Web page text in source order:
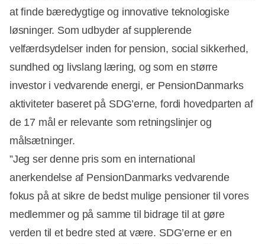
at finde bæredygtige og innovative teknologiske
løsninger. Som udbyder af supplerende
velfærdsydelser inden for pension, social sikkerhed,
sundhed og livslang læring, og som en større
investor i vedvarende energi, er PensionDanmarks
aktiviteter baseret på SDG’erne, fordi hovedparten af
de 17 mål er relevante som retningslinjer og
målsætninger.
”Jeg ser denne pris som en international
anerkendelse af PensionDanmarks vedvarende
fokus på at sikre de bedst mulige pensioner til vores
medlemmer og på samme til bidrage til at gøre
verden til et bedre sted at være. SDG’erne er en